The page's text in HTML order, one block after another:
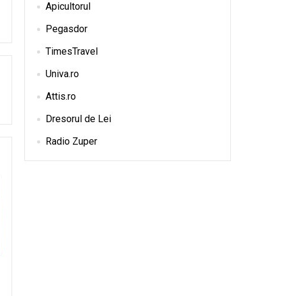
Apicultorul
Pegasdor
TimesTravel
Univa.ro
Attis.ro
Dresorul de Lei
Radio Zuper